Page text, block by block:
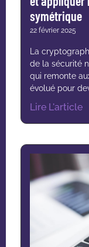
symétrique
22 février 2025
La
de la sécurité
qui remonte
évolué pour
Lire L'article